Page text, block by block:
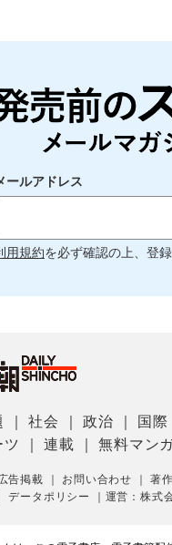
ールアドレス
用規約を必ず確認の上、登
｜社会 ｜政治 国際
ツ ｜連載 ｜無料マン
告掲載 ｜ お問い合わせ ｜著
データポリシー ｜ 運営：株式